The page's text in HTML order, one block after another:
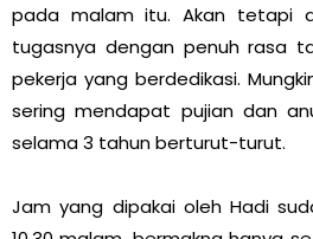
pada malam itu. Akan tetapi
tugasnya dengan penuh rasa
pekerja yang berdedikasi.
sering mendapat pujian dan
selama 3 tahun berturut-turut.
Jam yang dipakai oleh Hadi